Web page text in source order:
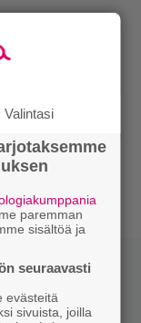
ole"
Brgr Oy:n
Valintasi
paremman
sisältöä ja
seuraavasti
evästeitä
sivuista, joilla